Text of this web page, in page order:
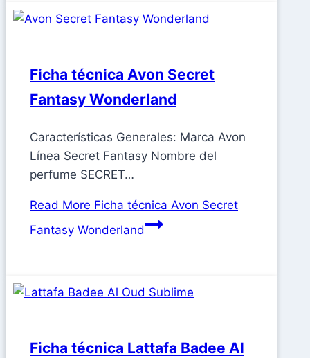
Ficha técnica Avon Secret
Fantasy Wonderland
Características Generales: Marca Avon
Línea Secret Fantasy Nombre del
perfume SECRET…
Read More Ficha técnica Avon Secret
Fantasy Wonderland
Ficha técnica Lattafa Badee Al